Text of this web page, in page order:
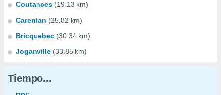
Coutances (19.13 km)
Carentan (25.82 km)
Bricquebec (30.34 km)
Joganville (33.85 km)
Tiempo...